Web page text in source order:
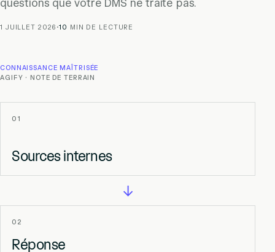
questions que votre DMS ne traite pas.
1 JUILLET 2026 ·10 MIN DE LECTURE
CONNAISSANCE MAÎTRISÉE
AGIFY · NOTE DE TERRAIN
01
Sources internes
→
02
Réponse